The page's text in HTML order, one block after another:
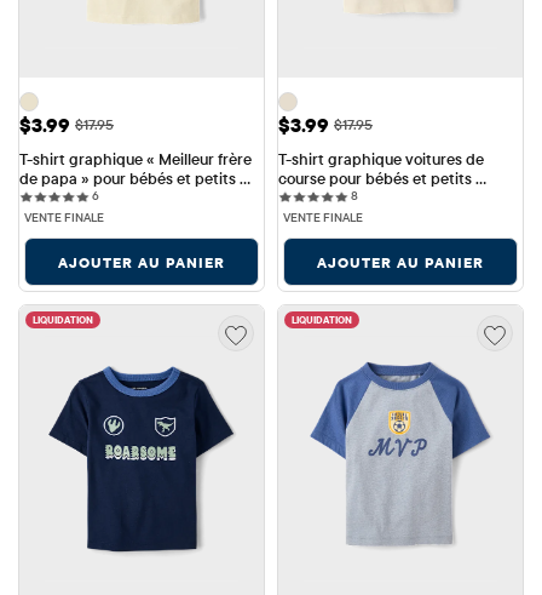
Prix ​​de vente: $3.99
$3.99 Prix ​​d'origine: $17.95
$17.95
T-shirt graphique « Meilleur frère
de papa » pour bébés et petits
garçons
66 reviews
VENTE FINALE
AJOUTER AU PANIER
Prix ​​de vente: $3.99
$3.99 Prix ​​d'origine: $17.95
$17.95
T-shirt graphique voitures de
course pour bébés et petits
garçons
88 reviews
VENTE FINALE
AJOUTER AU PANIER
LIQUIDATION LIQUIDATION